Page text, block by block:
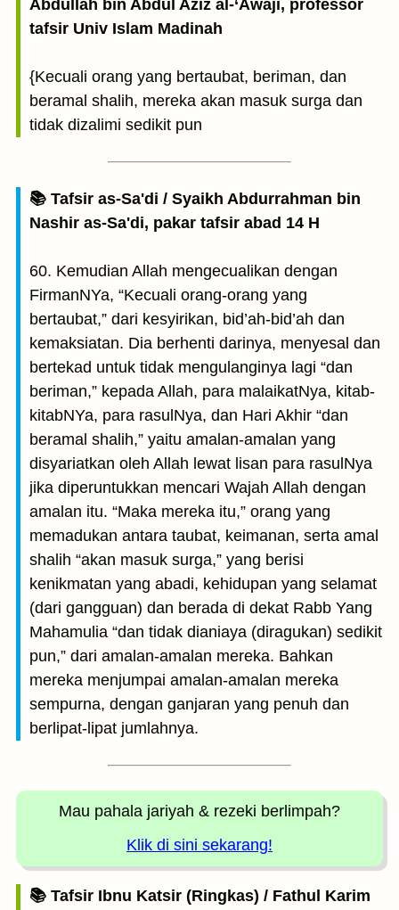
Abdullah bin Abdul Aziz al-‘Awaji, professor
tafsir Univ Islam Madinah
{Kecuali orang yang bertaubat, beriman, dan
beramal shalih, mereka akan masuk surga dan
tidak dizalimi sedikit pun
📚 Tafsir as-Sa'di / Syaikh Abdurrahman bin
Nashir as-Sa'di, pakar tafsir abad 14 H
60. Kemudian Allah mengecualikan dengan
FirmanNYa, “Kecuali orang-orang yang
bertaubat,” dari kesyirikan, bid’ah-bid’ah dan
kemaksiatan. Dia berhenti darinya, menyesal dan
bertekad untuk tidak mengulanginya lagi “dan
beriman,” kepada Allah, para malaikatNya, kitab-
kitabNYa, para rasulNya, dan Hari Akhir “dan
beramal shalih,” yaitu amalan-amalan yang
disyariatkan oleh Allah lewat lisan para rasulNya
jika diperuntukkan mencari Wajah Allah dengan
amalan itu. “Maka mereka itu,” orang yang
memadukan antara taubat, keimanan, serta amal
shalih “akan masuk surga,” yang berisi
kenikmatan yang abadi, kehidupan yang selamat
(dari gangguan) dan berada di dekat Rabb Yang
Mahamulia “dan tidak dianiaya (diragukan) sedikit
pun,” dari amalan-amalan mereka. Bahkan
mereka menjumpai amalan-amalan mereka
sempurna, dengan ganjaran yang penuh dan
berlipat-lipat jumlahnya.
Mau pahala jariyah & rezeki berlimpah?
Klik di sini sekarang!
📚 Tafsir Ibnu Katsir (Ringkas) / Fathul Karim